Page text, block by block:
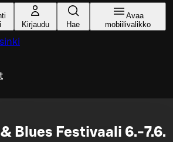
Kirjaudu Hae
Avaa
mobiilivalikko
Blues Festivaali 6.-7.6.